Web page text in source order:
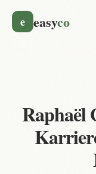
e easyco
Raphaël